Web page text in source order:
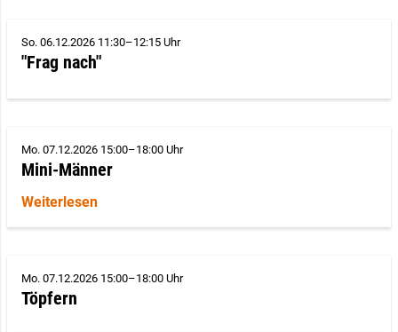
So. 06.12.2026 11:30–12:15 Uhr
"Frag nach"
Mo. 07.12.2026 15:00–18:00 Uhr
Mini-Männer
Weiterlesen
Mo. 07.12.2026 15:00–18:00 Uhr
Töpfern